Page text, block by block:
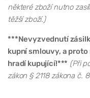
některé zboží nutno
těžší zboží.)
***Nevyzvednutí
kupní smlouvy, a
hradí kupující!*** (Při
zákon § 2118 zákona č.